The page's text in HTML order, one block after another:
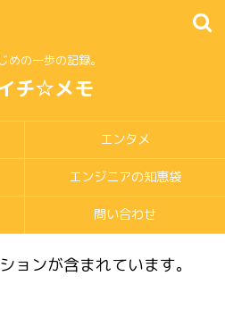
めの一歩の記録。
チ☆メモ
エンタメ
エンジニアの知恵袋
問い合わせ
ンが含まれています。